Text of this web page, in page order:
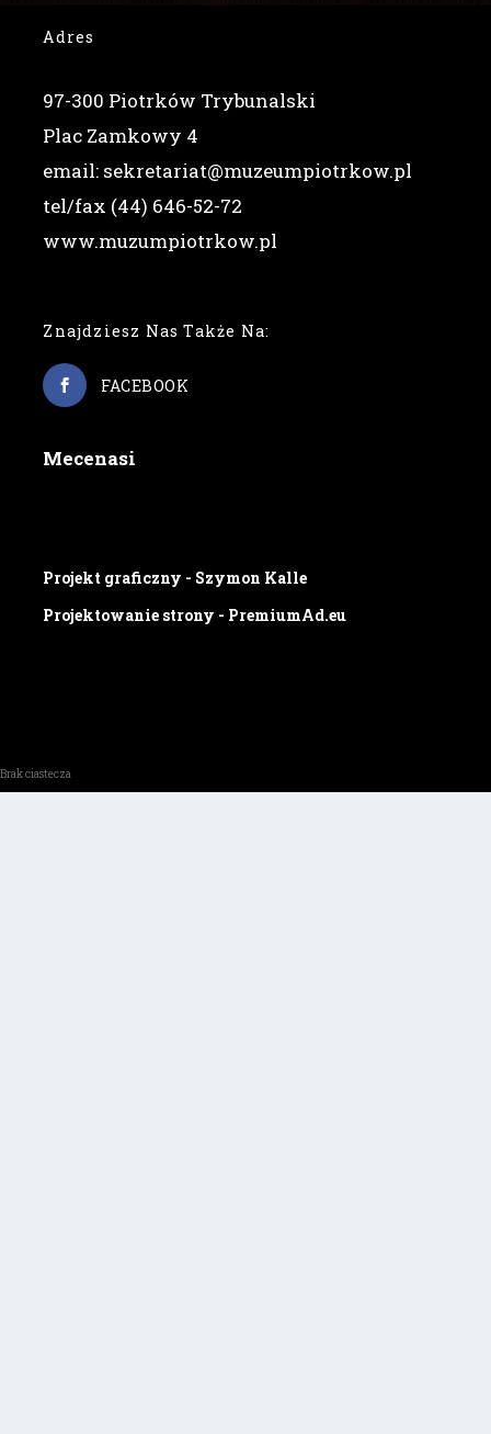
Adres
97-300 Piotrków Trybunalski
Plac Zamkowy 4
email: sekretariat@muzeumpiotrkow.pl
tel/fax (44) 646-52-72
www.muzumpiotrkow.pl
Znajdziesz Nas Także Na:
FACEBOOK
Mecenasi
Projekt graficzny - Szymon Kalle
Projektowanie strony - PremiumAd.eu
Brak ciastecza